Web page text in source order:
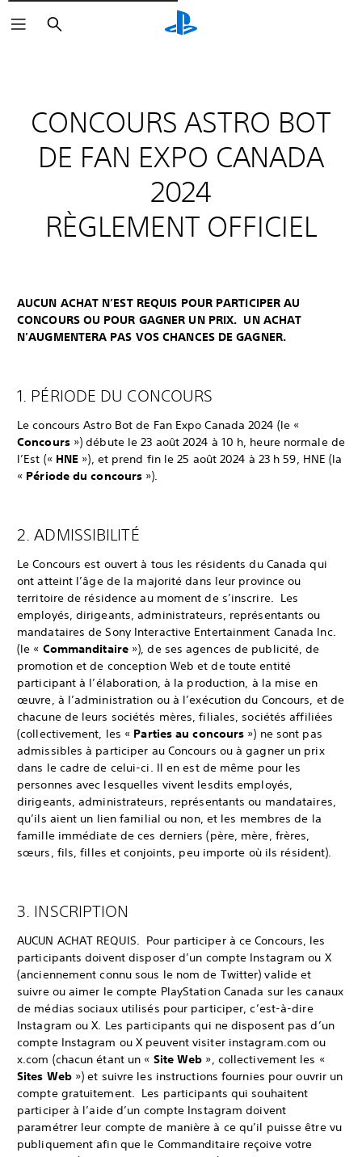
Rechercher
CONCOURS ASTRO BOT
DE FAN EXPO CANADA
2024
RÈGLEMENT OFFICIEL
AUCUN ACHAT N’EST REQUIS POUR PARTICIPER AU
CONCOURS OU POUR GAGNER UN PRIX. UN ACHAT
N’AUGMENTERA PAS VOS CHANCES DE GAGNER.
1. PÉRIODE DU CONCOURS
Le concours Astro Bot de Fan Expo Canada 2024 (le «
Concours») débute le 23 août 2024 à 10 h, heure normale de
l’Est (« HNE »), et prend fin le 25 août 2024 à 23 h 59, HNE (la
« Période du concours »).
2. ADMISSIBILITÉ
Le Concours est ouvert à tous les résidents du Canada qui
ont atteint l’âge de la majorité dans leur province ou
territoire de résidence au moment de s’inscrire. Les
employés, dirigeants, administrateurs, représentants ou
mandataires de Sony Interactive Entertainment Canada Inc.
(le « Commanditaire»), de ses agences de publicité, de
promotion et de conception Web et de toute entité
participant à l’élaboration, à la production, à la mise en
œuvre, à l’administration ou à l’exécution du Concours, et de
chacune de leurs sociétés mères, filiales, sociétés affiliées
(collectivement, les « Parties au concours ») ne sont pas
admissibles à participer au Concours ou à gagner un prix
dans le cadre de celui-ci. Il en est de même pour les
personnes avec lesquelles vivent lesdits employés,
dirigeants, administrateurs, représentants ou mandataires,
qu’ils aient un lien familial ou non, et les membres de la
famille immédiate de ces derniers (père, mère, frères,
sœurs, fils, filles et conjoints, peu importe où ils résident).
3. INSCRIPTION
AUCUN ACHAT REQUIS. Pour participer à ce Concours, les
participants doivent disposer d’un compte Instagram ou X
(anciennement connu sous le nom de Twitter) valide et
suivre ou aimer le compte PlayStation Canada sur les canaux
de médias sociaux utilisés pour participer, c’est-à-dire
Instagram ou X. Les participants qui ne disposent pas d’un
compte Instagram ou X peuvent visiter instagram.com ou
x.com (chacun étant un « Site Web », collectivement les «
Sites Web») et suivre les instructions fournies pour ouvrir un
compte gratuitement. Les participants qui souhaitent
participer à l’aide d’un compte Instagram doivent
paramétrer leur compte de manière à ce qu’il puisse être vu
publiquement afin que le Commanditaire reçoive votre